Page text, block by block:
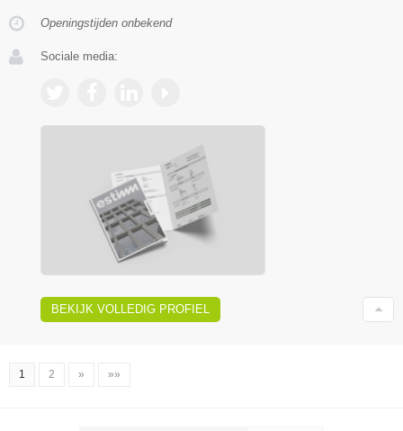
Openingstijden onbekend
Sociale media:
BEKIJK VOLLEDIG PROFIEL
1 2 » »»